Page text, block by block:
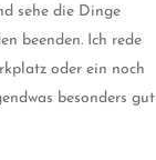
sehe die Dinge
beenden. Ich rede
oder ein noch
besonders gut